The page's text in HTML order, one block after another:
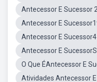
Antecessor E Sucessor
Antecessor E
Antecessor E
Antecessor E
O Que ÉAntecessor E
Atividades Antecessor